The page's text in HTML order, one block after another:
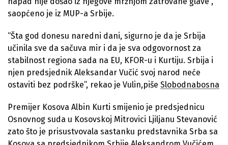
saopćeno je iz MUP-a Srbije.
“Šta god donesu naredni dani, sigurno je da je Srbija
učinila sve da sačuva mir i da je sva odgovornost za
stabilnost regiona sada na EU, KFOR-u i Kurtiju. Srbija i
njen predsjednik Aleksandar Vučić svoj narod neće
ostaviti bez podrške”, rekao je Vulin,piše Slobodnabosna
Premijer Kosova Albin Kurti smijenio je predsjednicu
Osnovnog suda u Kosovskoj Mitrovici Ljiljanu Stevanović
zato što je prisustvovala sastanku predstavnika Srba sa